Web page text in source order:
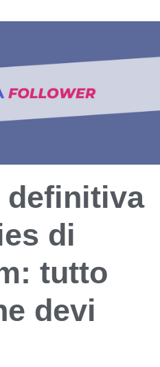
definitiva
di
tutto
devi